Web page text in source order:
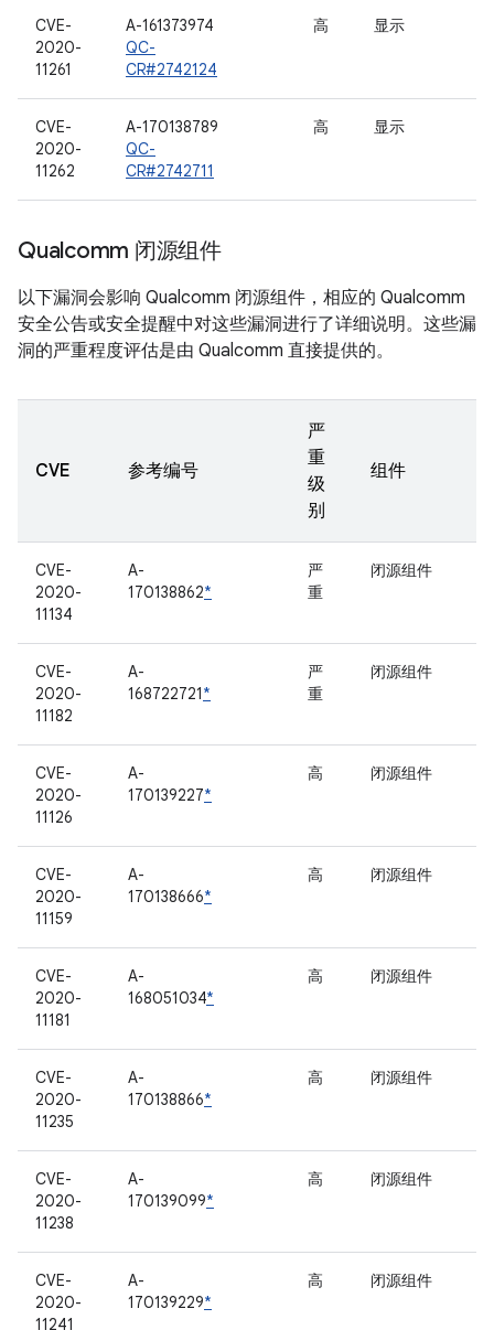
CVE-
2020-
11261
A-161373974
QC-
CR#2742124
高 显示
CVE-
2020-
11262
A-170138789
QC-
CR#2742711
高 显示
Qualcomm 闭源组件
以下漏洞会影响 Qualcomm 闭源组件，相应的 Qualcomm
安全公告或安全提醒中对这些漏洞进行了详细说明。这些漏
洞的严重程度评估是由 Qualcomm 直接提供的。
CVE 参考编号
严
重
级
别
组件
CVE-
2020-
11134
A-
170138862*
严
重
闭源组件
CVE-
2020-
11182
A-
168722721*
严
重
闭源组件
CVE-
2020-
11126
A-
170139227*
高 闭源组件
CVE-
2020-
11159
A-
170138666*
高 闭源组件
CVE-
2020-
11181
A-
168051034*
高 闭源组件
CVE-
2020-
11235
A-
170138866*
高 闭源组件
CVE-
2020-
11238
A-
170139099*
高 闭源组件
CVE-
2020-
11241
A-
170139229*
高 闭源组件